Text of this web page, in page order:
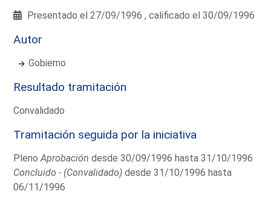
Presentado el 27/09/1996 , calificado el 30/09/1996
Autor
Gobierno
Resultado tramitación
Convalidado
Tramitación seguida por la iniciativa
PlenoAprobación desde 30/09/1996 hasta 31/10/1996
Concluido - (Convalidado) desde 31/10/1996 hasta
06/11/1996